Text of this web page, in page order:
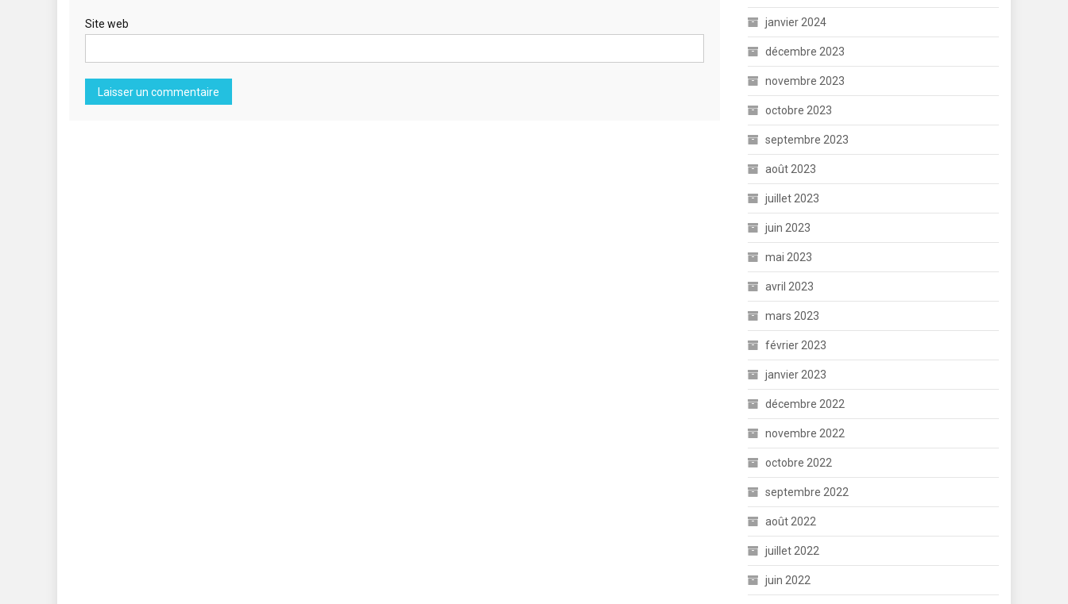
Site web janvier 2024
décembre 2023
novembre 2023
octobre 2023
septembre 2023
août 2023
juillet 2023
juin 2023
mai 2023
avril 2023
mars 2023
février 2023
janvier 2023
décembre 2022
novembre 2022
octobre 2022
septembre 2022
août 2022
juillet 2022
juin 2022